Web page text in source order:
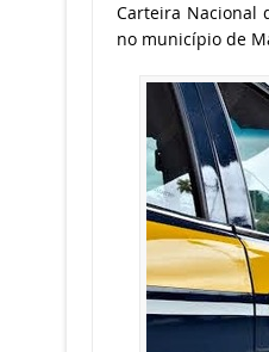
Carteira Nacional
no município de